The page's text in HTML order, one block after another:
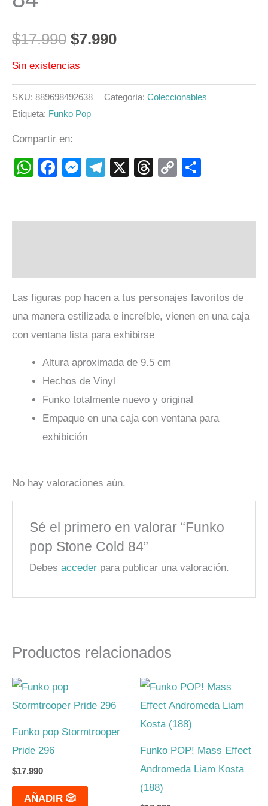
$17.990 $7.990
Sin existencias
SKU: 889698492638 Categoría: Coleccionables
Etiqueta: Funko Pop
Compartir en:
WhatsApp
Facebook
Messenger
Telegram
X Threads
Copy
Las figuras pop hacen a tus personajes favoritos de
una manera estilizada e increíble, vienen en una caja
con ventana lista para exhibirse
Altura aproximada de 9.5 cm
Hechos de Vinyl
Funko totalmente nuevo y original
Empaque en una caja con ventana para
exhibición
No hay valoraciones aún.
Sé el primero en valorar “Funko
pop Stone Cold 84”
Debesacceder para publicar una valoración.
Productos relacionados
Funko pop Stormtrooper
Pride 296
$17.990
AÑADIR 🎲
Funko POP! Mass Effect
Andromeda Liam Kosta
(188)